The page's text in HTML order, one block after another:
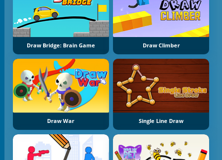
Draw Bridge: Brain Game Draw Climber
Draw War Single Line Draw